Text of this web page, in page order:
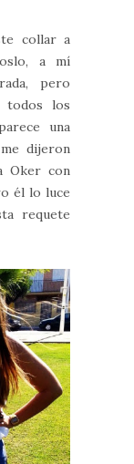
collar a
a mí
pero
todos los
una
dijeron
Oker con
él lo luce
requete